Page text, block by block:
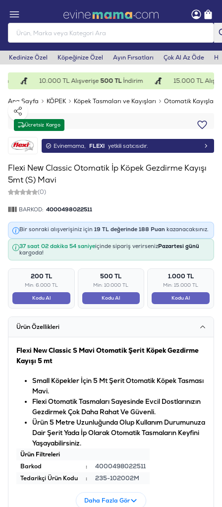
Kedinize Özel Köpeğinize Özel Ayın Fırsatları Çok Al Az Öde
10.000 TL Alışverişe500 TLİndirim 15.000 TL
Ana Sayfa KÖPEK Köpek Tasmaları ve Kayışları Otomatik Kayışlar
Ücretsiz Kargo
Paylaş
Evinemama, FLEXI yetkili satıcısıdır.
Flexi New Classic Otomatik İp Köpek Gezdirme Kayışı
5mt (S) Mavi
(0)
BARKOD: 4000498022511
Bir sonraki alışverişiniz için 19 TL değerinde 188 Puan kazanacaksınız.
37 saat 02 dakika 54 saniyeiçinde sipariş verirsenizPazartesi günü
kargoda!
200 TL
Min: 6.000 TL
Kodu Al
500 TL
Min: 10.000 TL
Kodu Al
1.000 TL
Min: 15.000 TL
Kodu Al
Ürün Özellikleri
Flexi New Classic S Mavi Otomatik Şerit Köpek Gezdirme
Kayışı 5 mt
Small Köpekler İçin 5 Mt Şerit Otomatik Köpek Tasması
Mavi.
Flexi Otomatik Tasmaları Sayesinde Evcil Dostlarınızın
Gezdirmek Çok Daha Rahat Ve Güvenli.
Ürün 5 Metre Uzunluğunda Olup Kullanım Durumunuza
Dair Şerit Yada İp Olarak Otomatik Tasmaların Keyfini
Yaşayabilirsiniz.
Ürün Filtreleri
Barkod
:
4000498022511
Tedarikçi Ürün Kodu
: 235-102002M
Daha Fazla Gör